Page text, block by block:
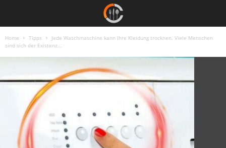
Home Tipps
Jede Waschmaschine kann Ihre Kleidung trocknen. Viele Menschen
sind sich der Existenz...